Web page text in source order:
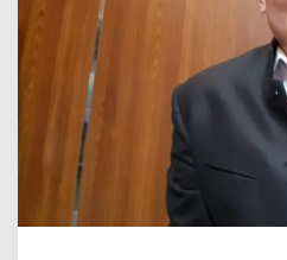
g
a
a
n
P
r